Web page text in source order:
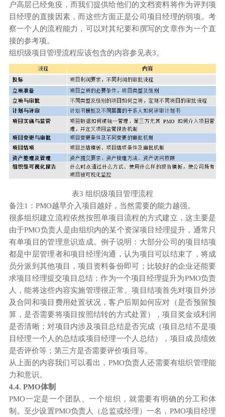
户高层已经免疫，而我们提供给他们的文档资料将作为评判项
目经理的直接因素，而这些方面正是公司项目经理的弱项。考
察一个人的流程能力，可以对其纪要和撰写的文章作为一个直
接的参考项。
组织级项目管理流程应该包含的内容参见表3。
表3 组织级项目管理流程
备注1：PMO越早介入项目越好，当然需要的能力越强。
很多组织建立流程依然按照单项目流程的方式建立，这主要是
由于PMO负责人是由组织内的某个资深项目经理提升，通常只
有单项目的管理意识造成。例子说明：大部分公司的项目结项
都是中层管理者和项目经理沟通，认为项目可以结束了，将成
员分派到其他项目，项目资料备份即可；比较好的企业还能要
求项目经理提交项目总结；作为一个项目经理提升为PMO负责
人，能将这些内容实施管理很正常。项目结项首先对项目外涉
及合同和项目费用处置状况，客户后期如何应对（是否预留预
算，是否需要将项目按照结转的方式处置），项目奖金或利润
是否清晰；对项目内涉及项目总结是否完成（项目总结不是项
目经理一个人的总结或项目经理一个人总结），项目成员绩效
是否评价等；第三方是否需要评价项目等。
从上面的内容我们可以看出，PMO负责人还需要有组织管理能
力和意识。
4.4. PMO体制
PMO一定是一个团队、一个组织，就需要有明确的分工和体
制。至少设置PMO负责人（总监或经理）一名，PMO项目经理